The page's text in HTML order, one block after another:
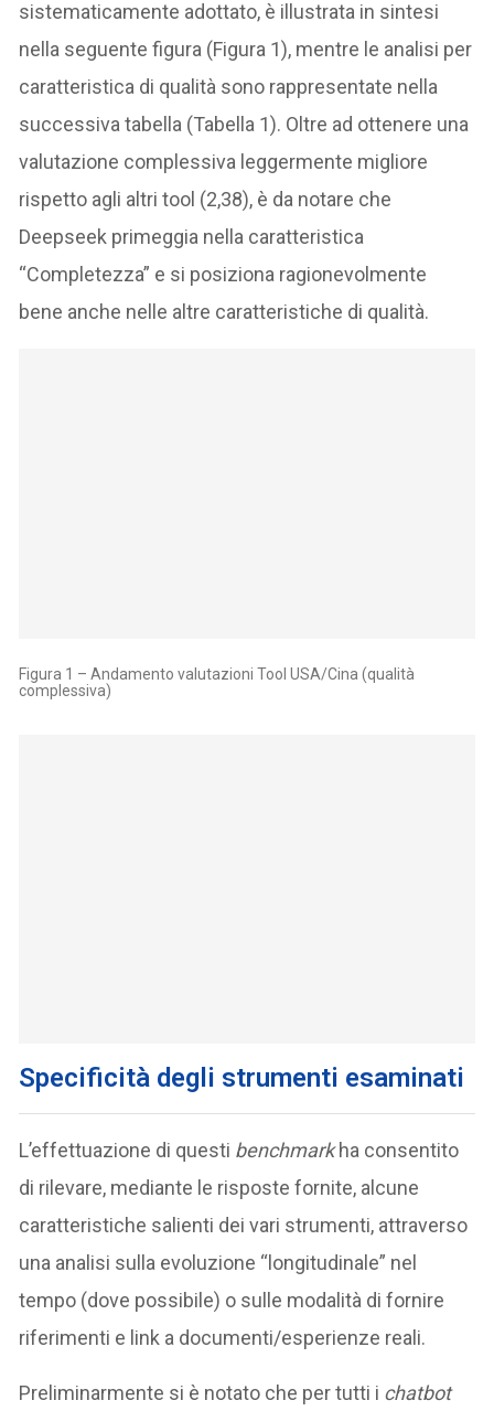
sistematicamente adottato, è illustrata in sintesi
nella seguente figura (Figura 1), mentre le analisi per
caratteristica di qualità sono rappresentate nella
successiva tabella (Tabella 1). Oltre ad ottenere una
valutazione complessiva leggermente migliore
rispetto agli altri tool (2,38), è da notare che
Deepseek primeggia nella caratteristica
“Completezza” e si posiziona ragionevolmente
bene anche nelle altre caratteristiche di qualità.
Figura 1 – Andamento valutazioni Tool USA/Cina (qualità
complessiva)
Specificità degli strumenti esaminati
L’effettuazione di questi benchmarkha consentito
di rilevare, mediante le risposte fornite, alcune
caratteristiche salienti dei vari strumenti, attraverso
una analisi sulla evoluzione “longitudinale” nel
tempo (dove possibile) o sulle modalità di fornire
riferimenti e link a documenti/esperienze reali.
Preliminarmente si è notato che per tutti i chatbot